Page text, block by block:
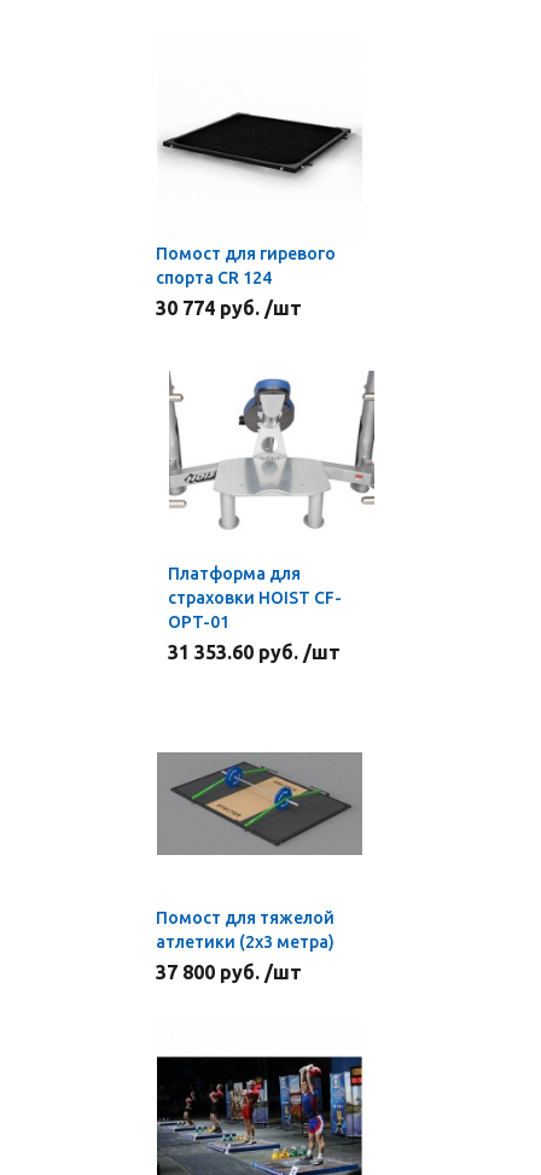
Помост для гиревого
спорта CR 124
30 774 руб. /шт
Платформа для
страховки HOIST CF-
OPT-01
31 353.60 руб. /шт
Помост для тяжелой
атлетики (2х3 метра)
37 800 руб. /шт